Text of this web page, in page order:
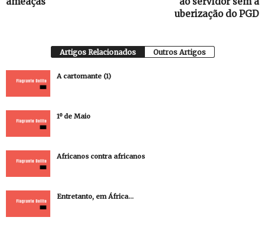
uberização do PGD
Artigos Relacionados Outros Artigos
A cartomante (1)
1º de Maio
Africanos contra africanos
Entretanto, em África…